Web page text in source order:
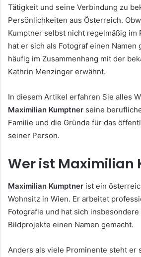
Tätigkeit und seine Verbindung zu
Persönlichkeiten aus Österreich.
Kumptner selbst nicht regelmäßig im
hat er sich als Fotograf einen Namen
häufig im Zusammenhang mit der
Kathrin Menzinger erwähnt.
In diesem Artikel erfahren Sie alles
Maximilian Kumptner seine
Familie und die Gründe für das
seiner Person.
Wer ist Maximilian
Maximilian Kumptner ist ein
Wohnsitz in Wien. Er arbeitet
Fotografie und hat sich
Bildprojekte einen Namen gemacht.
Anders als viele Prominente steht er